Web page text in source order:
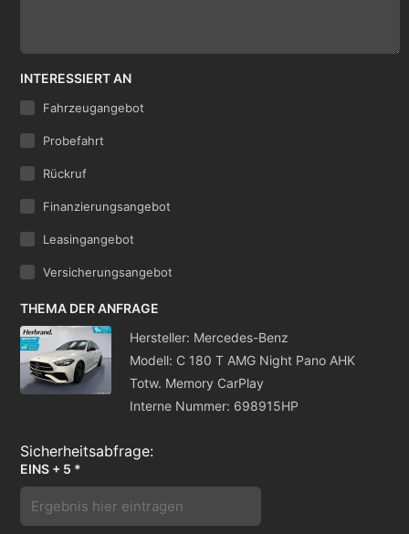
INTERESSIERT AN
Fahrzeugangebot
Probefahrt
Rückruf
Finanzierungsangebot
Leasingangebot
Versicherungsangebot
THEMA DER ANFRAGE
Hersteller: Mercedes-Benz
Modell: C 180 T AMG Night Pano AHK
Totw. Memory CarPlay
Interne Nummer: 698915HP
EINS + 5 *